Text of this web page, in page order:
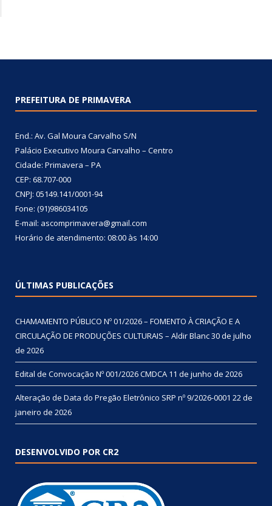
PREFEITURA DE PRIMAVERA
End.: Av. Gal Moura Carvalho S/N
Palácio Executivo Moura Carvalho – Centro
Cidade: Primavera – PA
CEP: 68.707-000
CNPJ: 05149.141/0001-94
Fone: (91)986034105
E-mail: ascomprimavera@gmail.com
Horário de atendimento: 08:00 às 14:00
ÚLTIMAS PUBLICAÇÕES
CHAMAMENTO PÚBLICO Nº 01/2026 – FOMENTO À CRIAÇÃO E A
CIRCULAÇÃO DE PRODUÇÕES CULTURAIS – Aldir Blanc30 de julho
de 2026
Edital de Convocação Nº 001/2026 CMDCA 11 de junho de 2026
Alteração de Data do Pregão Eletrônico SRP nº 9/2026-0001 22 de
janeiro de 2026
DESENVOLVIDO POR CR2